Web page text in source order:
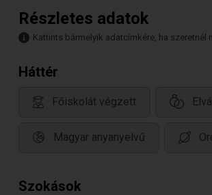
Részletes adatok
Kattints bármelyik adatcímkére, ha
Háttér
Főiskolát végzett
Magyar anyanyelvű
Szokások